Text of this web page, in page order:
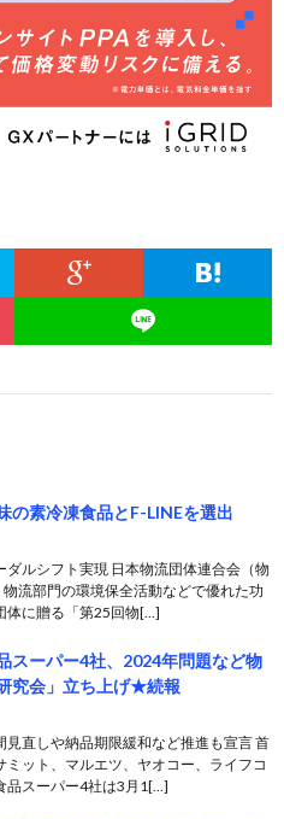
の素冷凍食品とF-LINEを選出
ダルシフト実現 日本物流団体連合会（物
流部門の環境保全活動などで優れた功
体に贈る「第25回物[…]
スーパー4社、2024年問題など物
究会」立ち上げ★続報
見直しや納品期限緩和など推進も宣言 首
ミット、マルエツ、ヤオコー、ライフコ
品スーパー4社は3月1[…]